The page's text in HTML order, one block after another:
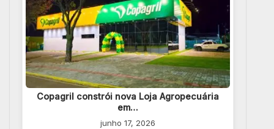
Copagril constrói nova Loja Agropecuária
em…
junho 17, 2026